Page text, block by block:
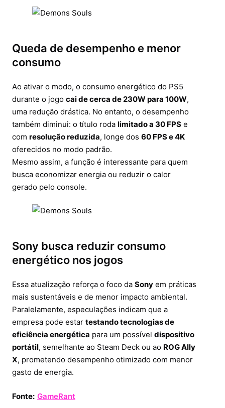
Queda de desempenho e menor
consumo
Ao ativar o modo, o consumo energético do PS5
durante o jogo cai de cerca de 230W para 100W,
uma redução drástica. No entanto, o desempenho
também diminui: o título roda limitado a 30 FPS e
com resolução reduzida, longe dos 60 FPS e 4K
oferecidos no modo padrão.
Mesmo assim, a função é interessante para quem
busca economizar energia ou reduzir o calor
gerado pelo console.
Sony busca reduzir consumo
energético nos jogos
Essa atualização reforça o foco da Sony em práticas
mais sustentáveis e de menor impacto ambiental.
Paralelamente, especulações indicam que a
empresa pode estar testando tecnologias de
eficiência energética para um possível dispositivo
portátil, semelhante ao Steam Deck ou ao ROG Ally
X, prometendo desempenho otimizado com menor
gasto de energia.
Fonte: GameRant